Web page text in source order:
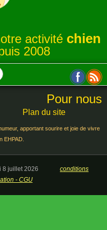
activité chien
2008
Pour nous
Plan du site
apportant sourire et joie de vivre
EHPAD.
8 juillet 2026 conditions
- CGU